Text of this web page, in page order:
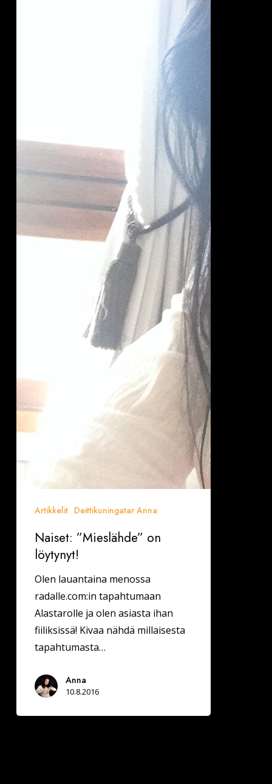
Artikkelit Deittikuningatar Anna
Naiset: ”Mieslähde” on
löytynyt!
Olen lauantaina menossa
radalle.com:in tapahtumaan
Alastarolle ja olen asiasta ihan
fiiliksissä! Kivaa nähdä millaisesta
tapahtumasta…
Anna
10.8.2016